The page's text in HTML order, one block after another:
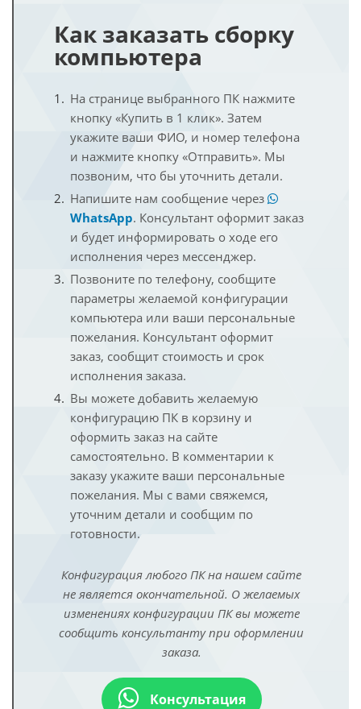
Как заказать сборку
компьютера
На странице выбранного ПК нажмите
кнопку «Купить в 1 клик». Затем
укажите ваши ФИО, и номер телефона
и нажмите кнопку «Отправить». Мы
позвоним, что бы уточнить детали.
Напишите нам сообщение через
WhatsApp. Консультант оформит заказ
и будет информировать о ходе его
исполнения через мессенджер.
Позвоните по телефону, сообщите
параметры желаемой конфигурации
компьютера или ваши персональные
пожелания. Консультант оформит
заказ, сообщит стоимость и срок
исполнения заказа.
Вы можете добавить желаемую
конфигурацию ПК в корзину и
оформить заказ на сайте
самостоятельно. В комментарии к
заказу укажите ваши персональные
пожелания. Мы с вами свяжемся,
уточним детали и сообщим по
готовности.
Конфигурация любого ПК на нашем сайте
не является окончательной. О желаемых
изменениях конфигурации ПК вы можете
сообщить консультанту при оформлении
заказа.
Консультация